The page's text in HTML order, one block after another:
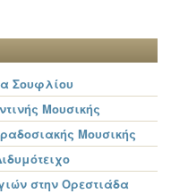
Σουφλίου
Μουσικής
Μουσικής
στην Ορεστιάδα